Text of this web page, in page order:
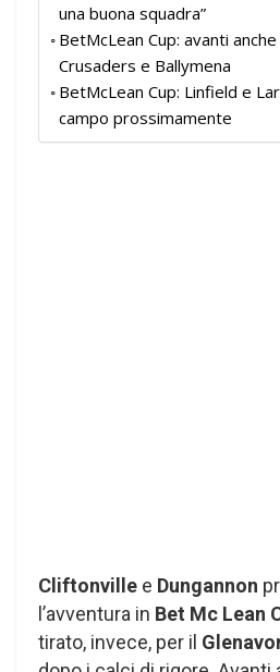
una buona squadra”
BetMcLean Cup: avanti
Crusaders e Ballymena
BetMcLean Cup: Linfield e
campo prossimamente
Cliftonville e Dungannon
l’avventura in Bet Mc Lean
tirato, invece, per il